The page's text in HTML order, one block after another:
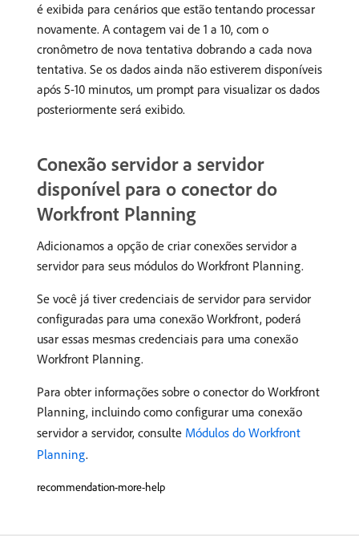
é exibida para cenários que estão tentando processar
novamente. A contagem vai de 1 a 10, com o
cronômetro de nova tentativa dobrando a cada nova
tentativa. Se os dados ainda não estiverem disponíveis
após 5-10 minutos, um prompt para visualizar os dados
posteriormente será exibido.
Conexão servidor a servidor
disponível para o conector do
Workfront Planning
Adicionamos a opção de criar conexões servidor a
servidor para seus módulos do Workfront Planning.
Se você já tiver credenciais de servidor para servidor
configuradas para uma conexão Workfront, poderá
usar essas mesmas credenciais para uma conexão
Workfront Planning.
Para obter informações sobre o conector do Workfront
Planning, incluindo como configurar uma conexão
servidor a servidor, consulte Módulos do Workfront
Planning.
recommendation-more-help